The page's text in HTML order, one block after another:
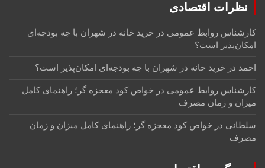
نظرات اقتصادی
کارشناس روابط عمومی در خرید خانه در شهران با چه بودجه‌ای
امکان‌پذیر است؟
احمد در خرید خانه در شهران با چه بودجه‌ای امکان‌پذیر است؟
کارشناس روابط عمومی در خواص کود معجزه گر؛ راهنمای کامل
میزان و زمان مصرف
سلطانی در خواص کود معجزه گر؛ راهنمای کامل میزان و زمان
مصرف